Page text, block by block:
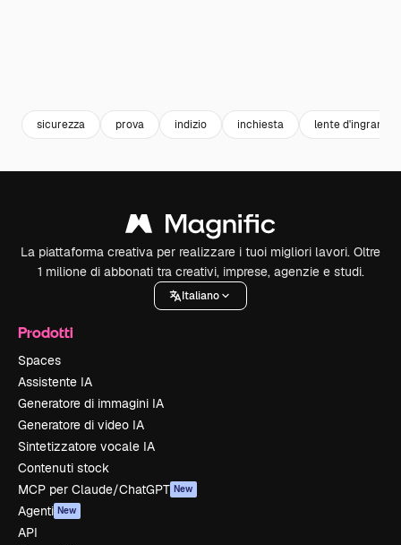
sicurezza prova indizio inchiesta lente
La piattaforma creativa per realizzare i tuoi migliori lavori. Oltre
1 milione di abbonati tra creativi, imprese, agenzie e studi.
Italiano
Prodotti
Spaces
Assistente IA
Generatore di immagini IA
Generatore di video IA
Sintetizzatore vocale IA
Contenuti stock
MCP per Claude/ChatGPT New
Agenti New
API